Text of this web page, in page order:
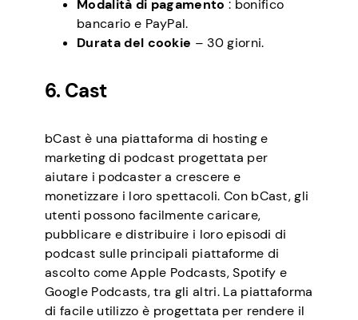
Modalità di pagamento : bonifico
bancario e PayPal.
Durata del cookie – 30 giorni.
6. Cast
bCast è una piattaforma di hosting e
marketing di podcast progettata per
aiutare i podcaster a crescere e
monetizzare i loro spettacoli. Con bCast, gli
utenti possono facilmente caricare,
pubblicare e distribuire i loro episodi di
podcast sulle principali piattaforme di
ascolto come Apple Podcasts, Spotify e
Google Podcasts, tra gli altri. La piattaforma
di facile utilizzo è progettata per rendere il